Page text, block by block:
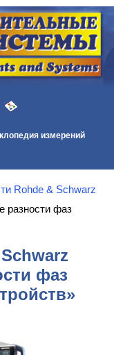
измерений
Rohde & Schwarz
разности фаз
фаз